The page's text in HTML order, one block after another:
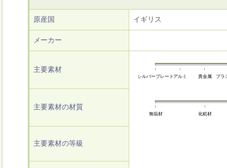
原産国 イギリス
メーカー
主要素材
シルバープレート アルミ 貴金属 プラ
主要素材の材質
無垢材 化粧材
主要素材の等級